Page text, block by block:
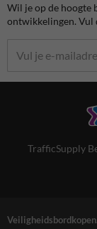
Wil je op de hoogte
ontwikkelingen. Vul
TrafficSupply